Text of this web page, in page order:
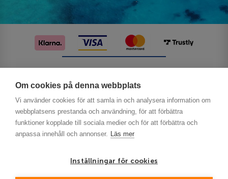
Om cookies på denna webbplats
Vi använder cookies för att samla in och analysera information om
webbplatsens prestanda och användning, för att förbättra
funktioner kopplade till sociala medier och för att förbättra och
anpassa innehåll och annonser. Läs mer
Inställningar för cookies